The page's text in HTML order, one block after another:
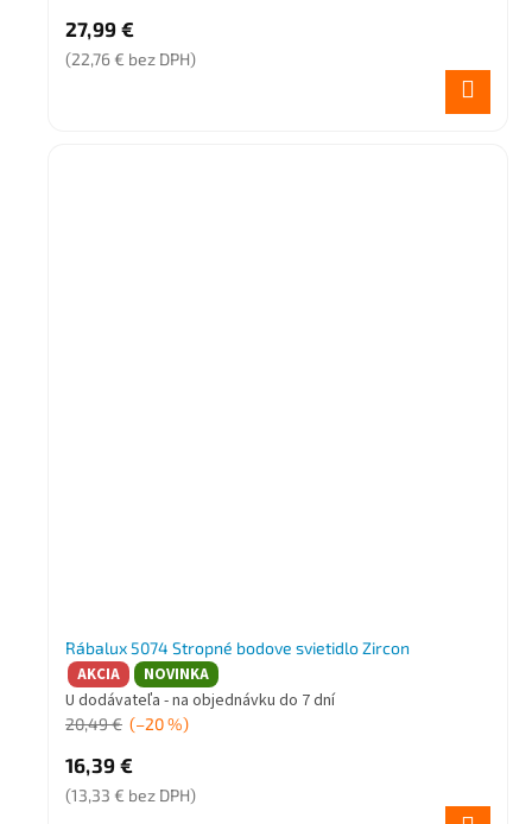
27,99 €
(22,76 € bez DPH)
Rábalux 5074 Stropné bodove svietidlo Zircon
AKCIA NOVINKA
U dodávateľa - na objednávku do 7 dní
20,49 € (–20 %)
16,39 €
(13,33 € bez DPH)